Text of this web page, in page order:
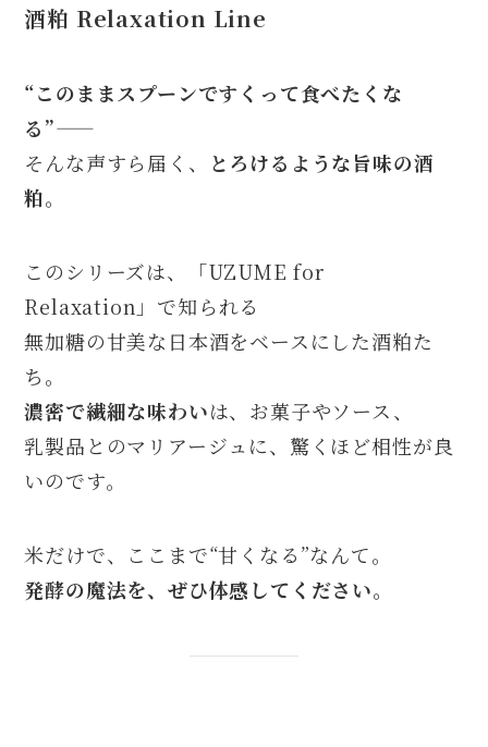
酒粕 Relaxation Line
“このままスプーンですくって食べたくな
る”——
そんな声すら届く、
とろけるような旨味の酒
粕。
このシリーズは、「UZUME for
Relaxation」で知られる
無加糖の甘美な日本酒をベースにした酒粕た
ち。
濃密で繊細な味わいは、お菓子やソース、
乳製品とのマリアージュに、驚くほど相性が良
いのです。
米だけで、ここまで“甘くなる”なんて。
発酵の魔法を、ぜひ体感してください。